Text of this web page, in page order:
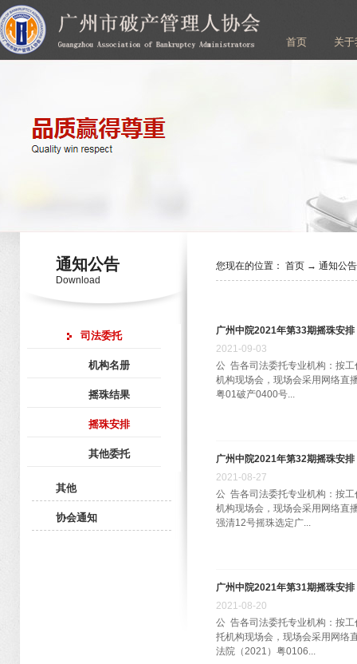
首页 关
通知公告
Download
司法委托
机构名册
摇珠结果
摇珠安排
其他委托
其他
协会通知
您现在的位置： 首页 → 通知公告
广州中院2021年第33期摇珠安排
公 告各司法委托专业机构：按
机构现场会，现场会采用网络直
粤01破产0400号...
2021-09-03
广州中院2021年第32期摇珠安排
公 告各司法委托专业机构：按
机构现场会，现场会采用网络直
强清12号摇珠选定广...
2021-08-27
广州中院2021年第31期摇珠安排
公 告各司法委托专业机构：按
托机构现场会，现场会采用网络
法院（2021）粤0106...
2021-08-20